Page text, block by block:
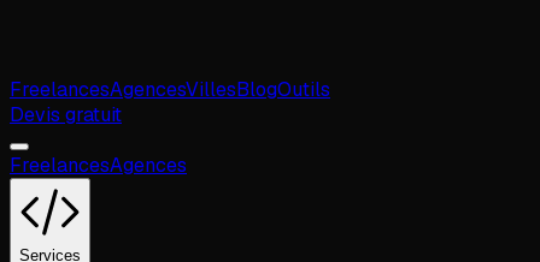
FreelancesAgencesVillesBlogOutils
Devis gratuit
FreelancesAgences
Services